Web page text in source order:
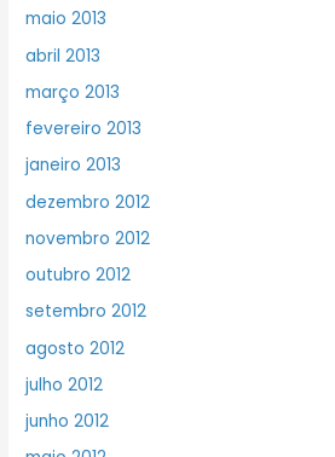
maio 2013
abril 2013
março 2013
fevereiro 2013
janeiro 2013
dezembro 2012
novembro 2012
outubro 2012
setembro 2012
agosto 2012
julho 2012
junho 2012